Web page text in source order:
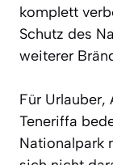
komplett
Schutz des
weiterer
Für Urlauber,
Teneriffa
Nationalpark